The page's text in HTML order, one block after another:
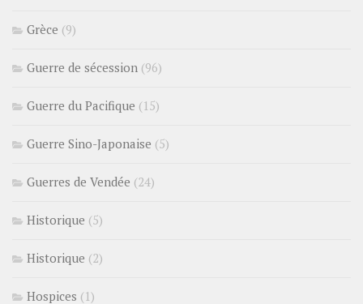
Grèce (9)
Guerre de sécession (96)
Guerre du Pacifique (15)
Guerre Sino-Japonaise (5)
Guerres de Vendée (24)
Historique (5)
Historique (2)
Hospices (1)